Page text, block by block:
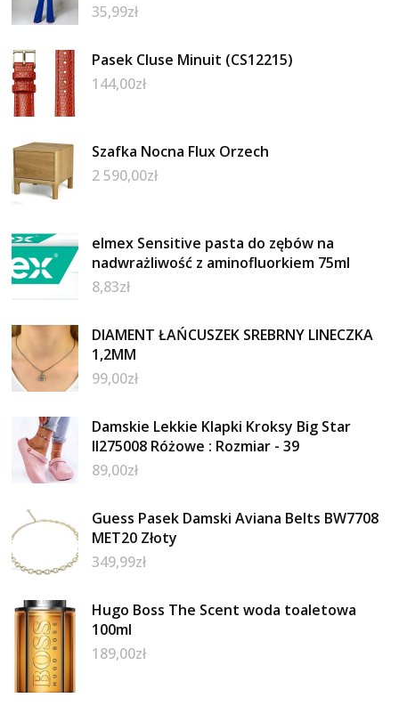
35,99zł
Pasek Cluse Minuit (CS12215)
144,00zł
Szafka Nocna Flux Orzech
2 590,00zł
elmex Sensitive pasta do zębów na
nadwrażliwość z aminofluorkiem 75ml
8,83zł
DIAMENT ŁAŃCUSZEK SREBRNY LINECZKA
1,2MM
99,00zł
Damskie Lekkie Klapki Kroksy Big Star
II275008 Różowe : Rozmiar - 39
89,00zł
Guess Pasek Damski Aviana Belts BW7708
MET20 Złoty
349,99zł
Hugo Boss The Scent woda toaletowa
100ml
189,00zł